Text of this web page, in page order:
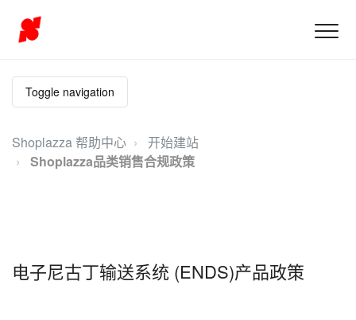
Toggle navigation
Shoplazza 帮助中心
开始建站
Shoplazza品类销售合规政策
电子尼古丁输送系统 (ENDS)产品政策